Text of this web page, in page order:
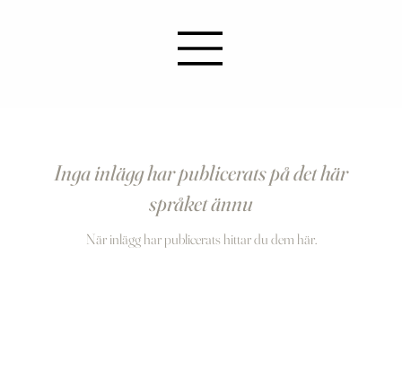
Inga inlägg har publicerats på det här
språket ännu
När inlägg har publicerats hittar du dem här.